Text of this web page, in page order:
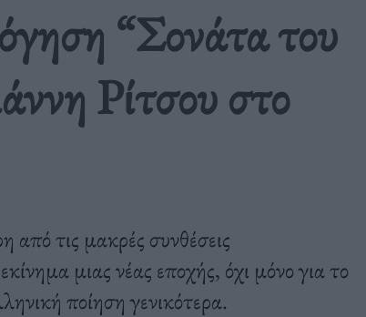
“Σονάτα του
Ρίτσου στο
τις μακρές συνθέσεις
μιας νέας εποχής, όχι μόνο για το
ποίηση γενικότερα.